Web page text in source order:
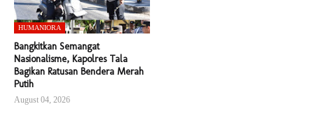
HUMANIORA
Bangkitkan Semangat
Nasionalisme, Kapolres Tala
Bagikan Ratusan Bendera Merah
Putih
August 04, 2026